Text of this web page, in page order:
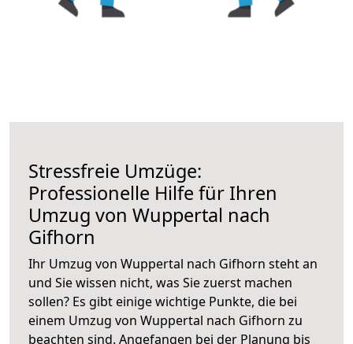
Stressfreie Umzüge:
Professionelle Hilfe für Ihren
Umzug von Wuppertal nach
Gifhorn
Ihr Umzug von Wuppertal nach Gifhorn steht an
und Sie wissen nicht, was Sie zuerst machen
sollen? Es gibt einige wichtige Punkte, die bei
einem Umzug von Wuppertal nach Gifhorn zu
beachten sind. Angefangen bei der Planung bis